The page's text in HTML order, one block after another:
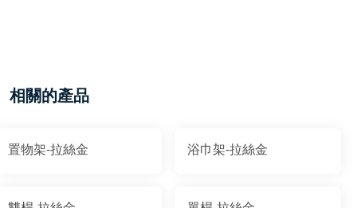
相關的產品
置物架-拉絲金 浴巾架-拉絲金